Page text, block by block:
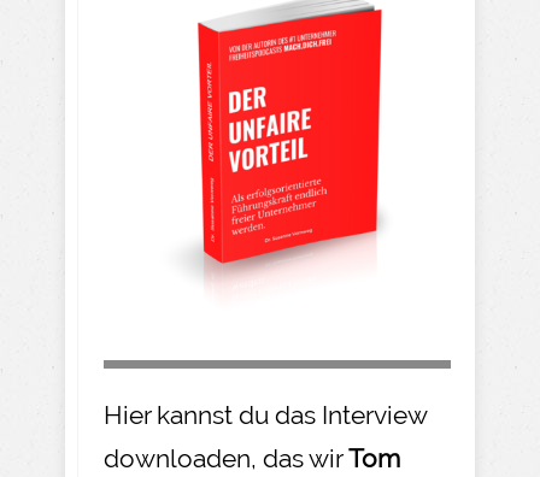
Hier kannst du das Interview
downloaden, das wirTom